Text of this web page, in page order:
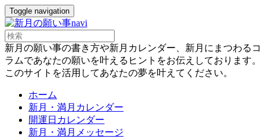
Toggle navigation
新月の願い事の書き方や新月カレンダー、新月にまつわるコ
ラムであなたの願いを叶えるヒントをお伝えしております。
このサイトを活用してあなたの夢を叶えてください。
ホーム
新月・満月カレンダー
開運日カレンダー
新月・満月メッセージ